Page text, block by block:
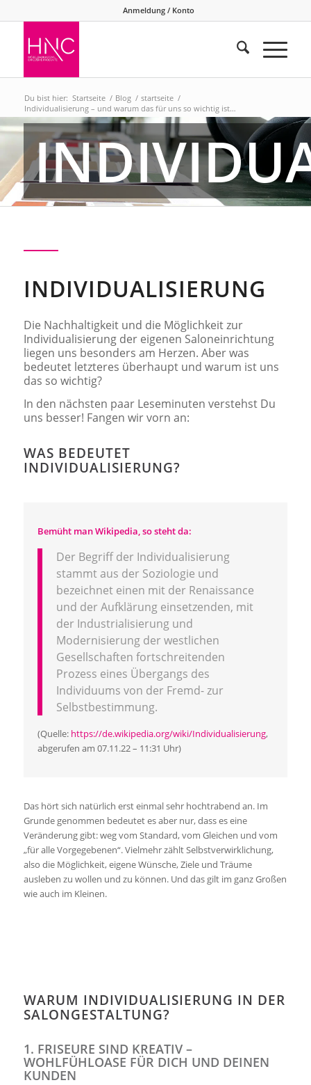
Anmeldung / Konto
Du bist hier: Startseite / Blog / startseite /
Individualisierung – und warum das für uns so wichtig ist…
INDIVIDUALISIERUNG
Die Nachhaltigkeit und die Möglichkeit zur
Individualisierung der eigenen Saloneinrichtung
liegen uns besonders am Herzen. Aber was
bedeutet letzteres überhaupt und warum ist uns
das so wichtig?
In den nächsten paar Leseminuten verstehst Du
uns besser! Fangen wir vorn an:
WAS BEDEUTET
INDIVIDUALISIERUNG?
Bemüht man Wikipedia, so steht da:
Der Begriff der Individualisierung
stammt aus der Soziologie und
bezeichnet einen mit der Renaissance
und der Aufklärung einsetzenden, mit
der Industrialisierung und
Modernisierung der westlichen
Gesellschaften fortschreitenden
Prozess eines Übergangs des
Individuums von der Fremd- zur
Selbstbestimmung.
(Quelle: https://de.wikipedia.org/wiki/Individualisierung,
abgerufen am 07.11.22 – 11:31 Uhr)
Das hört sich natürlich erst einmal sehr hochtrabend an. Im
Grunde genommen bedeutet es aber nur, dass es eine
Veränderung gibt: weg vom Standard, vom Gleichen und vom
„für alle Vorgegebenen“. Vielmehr zählt Selbstverwirklichung,
also die Möglichkeit, eigene Wünsche, Ziele und Träume
ausleben zu wollen und zu können. Und das gilt im ganz Großen
wie auch im Kleinen.
WARUM INDIVIDUALISIERUNG IN DER
SALONGESTALTUNG?
1. FRISEURE SIND KREATIV –
WOHLFÜHLOASE FÜR DICH UND DEINEN
KUNDEN